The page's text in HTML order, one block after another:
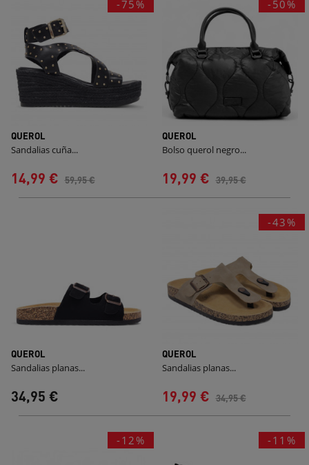
-75%
QUEROL
Sandalias cuña...
14,99 € 59,95 €
-50%
QUEROL
Bolso querol negro...
19,99 € 39,95 €
QUEROL
Sandalias planas...
34,95 €
-43%
QUEROL
Sandalias planas...
19,99 € 34,95 €
-12% -11%